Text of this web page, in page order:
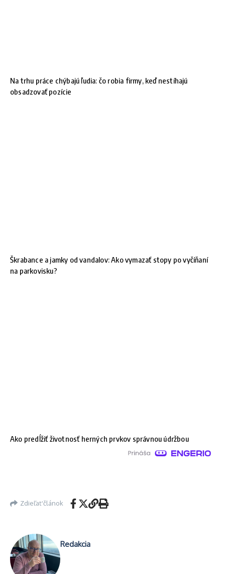
Na trhu práce chýbajú ľudia: čo robia firmy, keď nestíhajú
obsadzovať pozície
Škrabance a jamky od vandalov: Ako vymazať stopy po vyčíňaní
na parkovisku?
Ako predĺžiť životnosť herných prvkov správnou údržbou
Zdieľať článok
Redakcia